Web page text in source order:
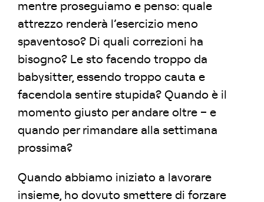
mentre proseguiamo e penso: quale
attrezzo renderà l’esercizio meno
spaventoso? Di quali correzioni ha
bisogno? Le sto facendo troppo da
babysitter, essendo troppo cauta e
facendola sentire stupida? Quando è il
momento giusto per andare oltre – e
quando per rimandare alla settimana
prossima?
Quando abbiamo iniziato a lavorare
insieme, ho dovuto smettere di forzare